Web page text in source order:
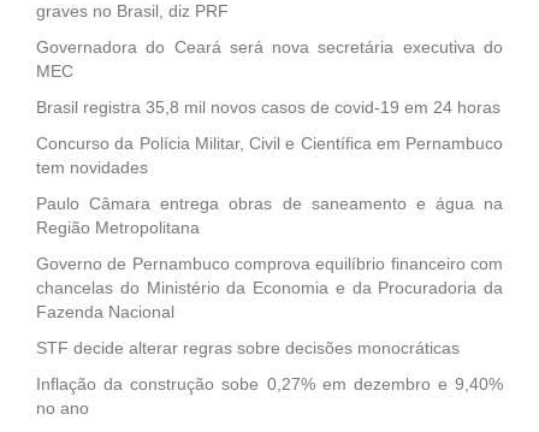
graves no Brasil, diz PRF
Governadora do Ceará será nova secretária executiva do
MEC
Brasil registra 35,8 mil novos casos de covid-19 em 24 horas
Concurso da Polícia Militar, Civil e Científica em Pernambuco
tem novidades
Paulo Câmara entrega obras de saneamento e água na
Região Metropolitana
Governo de Pernambuco comprova equilíbrio financeiro com
chancelas do Ministério da Economia e da Procuradoria da
Fazenda Nacional
STF decide alterar regras sobre decisões monocráticas
Inflação da construção sobe 0,27% em dezembro e 9,40%
no ano